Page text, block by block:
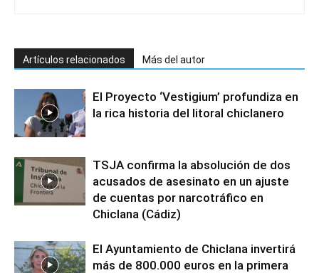
Artículos relacionados Más del autor
El Proyecto ‘Vestigium’ profundiza en
la rica historia del litoral chiclanero
TSJA confirma la absolución de dos
acusados de asesinato en un ajuste
de cuentas por narcotráfico en
Chiclana (Cádiz)
El Ayuntamiento de Chiclana invertirá
más de 800.000 euros en la primera